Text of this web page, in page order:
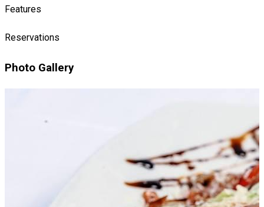
Features
Reservations
Photo Gallery